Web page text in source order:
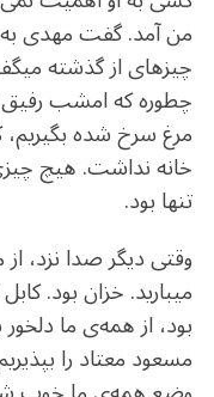
من آمد. گفت مهدی به
چیزهای از گذشته
چطوره که امشب
مرغ سرخ شده
خانه نداشت. هیچ
تنها بود.
وقتی دیگر صدا نزد،
میبارید. خزان بود.
بود، از همه‌ی ما
مسعود معتاد را